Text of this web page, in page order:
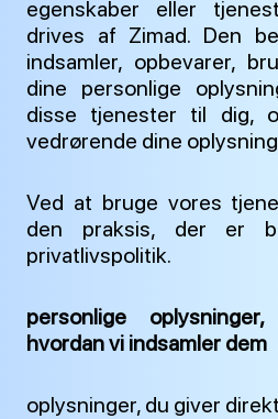
egenskaber eller
drives af Zimad. Den
indsamler, opbevarer,
dine personlige
disse tjenester til dig,
vedrørende dine
Ved at bruge vores
den praksis, der er
privatlivspolitik.
personlige
hvordan vi indsamler dem
oplysninger, du giver